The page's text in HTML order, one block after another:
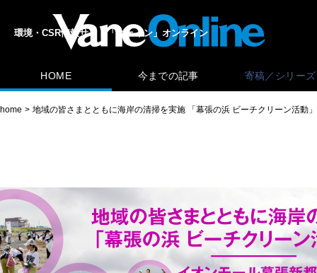
環境・CSR情報サイト「ヴェイン」オンライン
HOME 今までの記事 寄稿／シリーズ
home 地域の皆さまとともに海岸の清掃を実施 「幕張の浜 ビーチクリーン活動